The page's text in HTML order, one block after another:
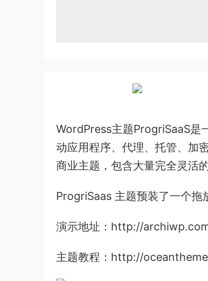
WordPress主题ProgriSaaS是
动应用程序、代理、托管、加
商业主题，包含大量完全灵活
ProgriSaas 主题预装了一个拖
演示地址：http://
主题教程：http://